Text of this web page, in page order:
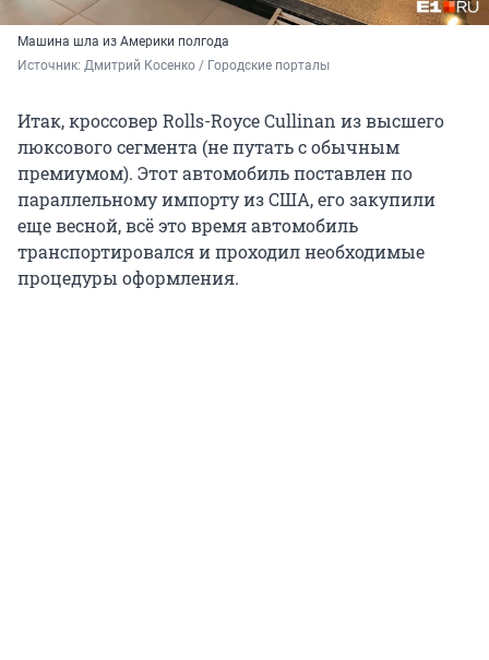
Машина шла из Америки полгода
Источник: Дмитрий Косенко / Городские порталы
Итак, кроссовер Rolls-Royce Cullinan из высшего
люксового сегмента (не путать с обычным
премиумом). Этот автомобиль поставлен по
параллельному импорту из США, его закупили
еще весной, всё это время автомобиль
транспортировался и проходил необходимые
процедуры оформления.